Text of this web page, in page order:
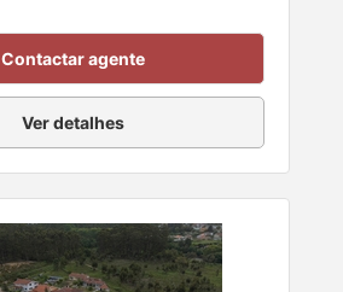
Contactar agente
Ver detalhes